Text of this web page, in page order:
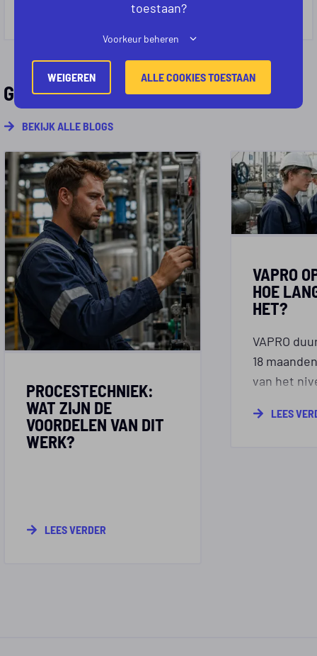
GERELATEERD
BEKIJK ALLE BLOGS
PROCESTECHNIEK:
WAT ZIJN DE
VOORDELEN VAN DIT
WERK?
LEES VERDER
VAPRO
HOE
HET?
VAPRO
18
van het
opleiding,
LEES
toestaan?
Voorkeur beheren
WEIGEREN ALLE COOKIES TOESTAAN